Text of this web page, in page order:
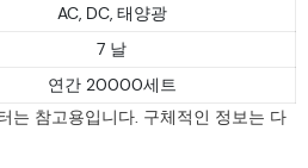
AC, DC, 태양광
7 날
연간 20000세트
는 참고용입니다. 구체적인 정보는 다